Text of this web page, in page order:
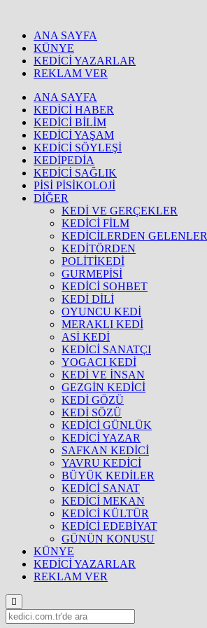
ANA SAYFA
KÜNYE
KEDİCİ YAZARLAR
REKLAM VER
ANA SAYFA
KEDİCİ HABER
KEDİCİ BİLİM
KEDİCİ YAŞAM
KEDİCİ SÖYLEŞİ
KEDİPEDİA
KEDİCİ SAĞLIK
PİSİ PİSİKOLOJİ
DİĞER
KEDİ VE GERÇEKLER
KEDİCİ FİLM
KEDİCİLERDEN GELENLER
KEDİTÖRDEN
POLİTİKEDİ
GURMEPİSİ
KEDİCİ SOHBET
KEDİ DİLİ
OYUNCU KEDİ
MERAKLI KEDİ
ASİ KEDİ
KEDİCİ SANATÇI
YOGACI KEDİ
KEDİ VE İNSAN
GEZGİN KEDİCİ
KEDİ GÖZÜ
KEDİ SÖZÜ
KEDİCİ GÜNLÜK
KEDİCİ YAZAR
SAFKAN KEDİCİ
YAVRU KEDİCİ
BÜYÜK KEDİLER
KEDİCİ SANAT
KEDİCİ MEKAN
KEDİCİ KÜLTÜR
KEDİCİ EDEBİYAT
GÜNÜN KONUSU
KÜNYE
KEDİCİ YAZARLAR
REKLAM VER